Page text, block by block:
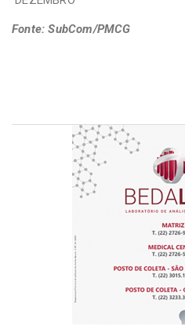
Fonte: SubCom/PMCG